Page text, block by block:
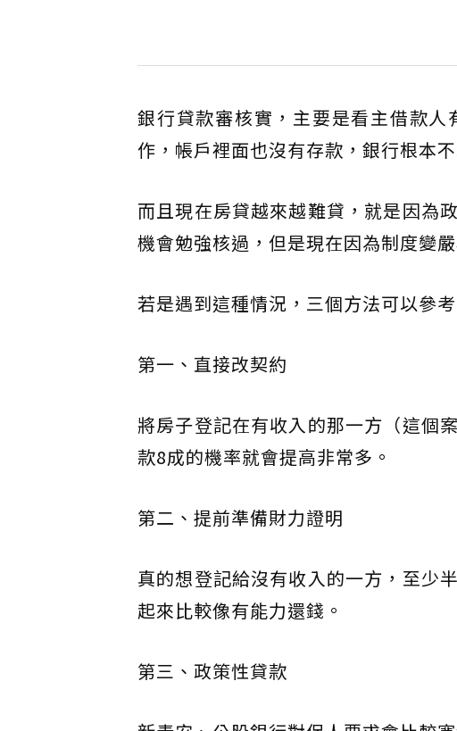
銀行貸款審核實，主要是看主借款
作，帳戶裡面也沒有存款，銀行根本不
而且現在房貸越來越難貸，就是因為
機會勉強核過，但是現在因為制度變
若是遇到這種情況，三個方法可以參考
第一、直接改契約
將房子登記在有收入的那一方（這個
款8成的機率就會提高非常多。
第二、提前準備財力證明
真的想登記給沒有收入的一方，至少
起來比較像有能力還錢。
第三、政策性貸款